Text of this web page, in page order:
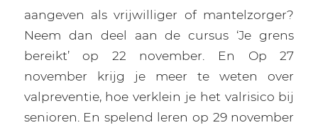
aangeven als vrijwilliger of mantelzorger?
Neem dan deel aan de cursus ‘Je grens
bereikt’ op 22 november. En Op 27
november krijg je meer te weten over
valpreventie, hoe verklein je het valrisico bij
senioren. En spelend leren op 29 november